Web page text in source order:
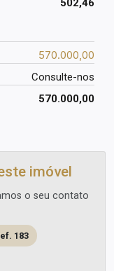
502,46
570.000,00
Consulte-nos
570.000,00
imóvel
o seu contato
183